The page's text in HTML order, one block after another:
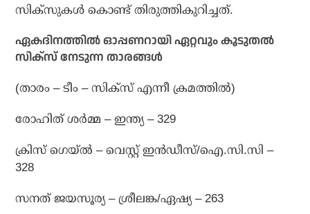
സിക്‌സുകള്‍ കൊണ്ട് തിരുത്തികുറിച്ചത്.
ഏകദിനത്തില്‍ ഓപ്പണറായി ഏറ്റവും കൂടുതല്‍
സിക്സ് നേടുന്ന താരങ്ങള്‍
(താരം – ടീം – സിക്സ് എന്നീ ക്രമത്തില്‍)
രോഹിത് ശര്‍മ്മ – ഇന്ത്യ – 329
ക്രിസ് ഗെയ്ല്‍ – വെസ്റ്റ് ഇന്‍ഡീസ്/ഐ.സി.സി –
328
സനത് ജയസൂര്യ – ശ്രീലങ്ക/ഏഷ്യ – 263